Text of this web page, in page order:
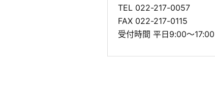
TEL 022-217-0057
FAX 022-217-0115
受付時間 平日9:00～17:00